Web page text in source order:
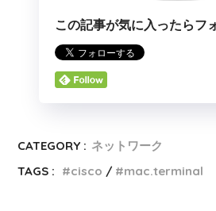
この記事が気に入ったらフ
CATEGORY : ネットワーク
TAGS :
cisco mac.terminal